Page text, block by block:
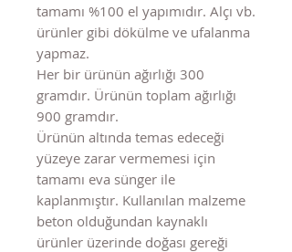
tamamı %100 el yapımıdır. Alçı vb.
ürünler gibi dökülme ve ufalanma
yapmaz.
Her bir ürünün ağırlığı 300
gramdır. Ürünün toplam ağırlığı
900 gramdır.
Ürünün altında temas edeceği
yüzeye zarar vermemesi için
tamamı eva sünger ile
kaplanmıştır. Kullanılan malzeme
beton olduğundan kaynaklı
ürünler üzerinde doğası gereği